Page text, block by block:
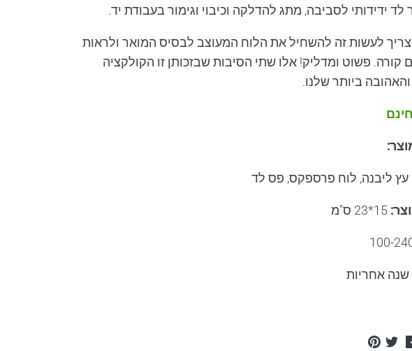
לד ידידותי לסביבה, מתג להדלקה וכיבוי וגימור בעבודת יד.
לעשות זה להשחיל את הלוח המעוצב לבסיס המואר ולראות
פשוט ומדליק! אלו שתי הסיבות שבזכותן זו הקולקציה
ביותר שלנו.
:
עץ ליבנה, לוח פרספקס, פס לד
:
15*23 ס"מ
שנה אחריות
Share
Share
Pin